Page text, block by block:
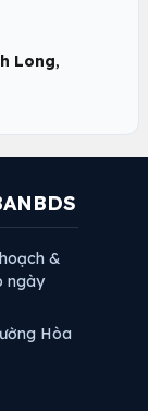
Long,
&
ngày
Hòa